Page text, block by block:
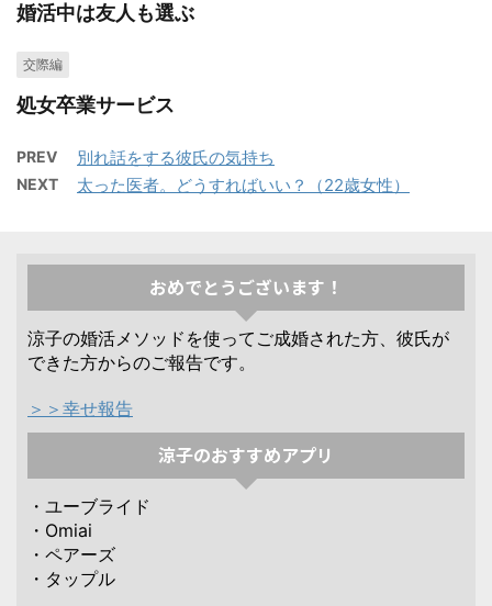
婚活中は友人も選ぶ
交際編
処女卒業サービス
PREV 別れ話をする彼氏の気持ち
NEXT 太った医者。どうすればいい？（22歳女性）
おめでとうございます！
涼子の婚活メソッドを使ってご成婚された方、彼氏が
できた方からのご報告です。
＞＞幸せ報告
涼子のおすすめアプリ
・ユーブライド
・Omiai
・ペアーズ
・タップル